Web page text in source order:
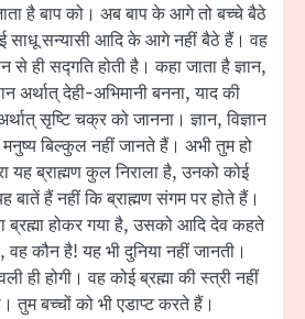
है बाप को। अब बाप के आगे तो बच्चे बैठे
साधू सन्यासी आदि के आगे नहीं बैठे हैं। वह
से ही सद्गति होती है। कहा जाता है ज्ञान,
अर्थात् देही-अभिमानी बनना, याद की
सृष्टि चक्र को जानना। ज्ञान, विज्ञान
बिल्कुल नहीं जानते हैं। अभी तुम हो
यह ब्राह्मण कुल निराला है, उनको कोई
बातें हैं नहीं कि ब्राह्मण संगम पर होते हैं।
ब्रह्मा होकर गया है, उसको आदि देव कहते
कौन है! यह भी दुनिया नहीं जानती।
ही होगी। वह कोई ब्रह्मा की स्त्री नहीं
तुम बच्चों को भी एडाप्ट करते हैं।